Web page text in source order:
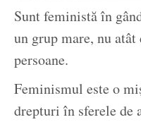
Sunt feministă în
un grup mare, nu
persoane.
Feminismul este o
drepturi în sferele de